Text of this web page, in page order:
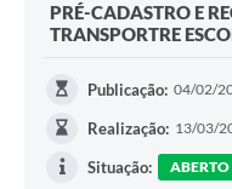
PRÉ-CADASTRO E
TRANSPORTRE
Publicação: 04/02/
Realização: 13/03/
Situação: ABERTO